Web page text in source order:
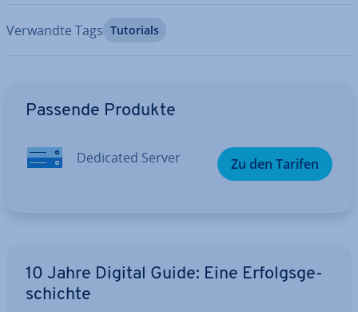
Verwandte Tags Tutorials
Passende Produkte
Dedicated Server Zu den Tarifen
10 Jahre Digital Guide: Eine Er­folgs­ge­
schich­te